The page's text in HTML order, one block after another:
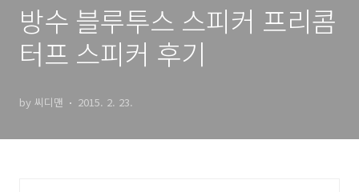
방수 블루투스 스피커 프리콤
터프 스피커 후기
by 씨디맨 2015. 2. 23.